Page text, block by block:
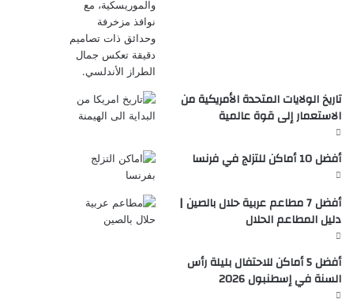
تاريخ الولايات المتحدة الأمريكية من
الاستعمار إلى قوة عالمية
أفضل 10 أماكن للتزلج في فرنسا
أفضل 7 مطاعم عربية حلال بالصين |
دليل المطاعم الحلال
أفضل 5 أماكن للاحتفال بليلة رأس
السنة في إسطنبول 2026